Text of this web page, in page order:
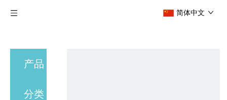
简体中文
产品
分类